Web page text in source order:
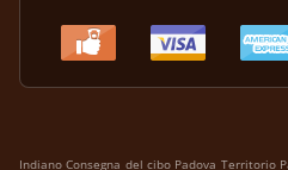
Indiano Consegna del cibo Padova Territorio